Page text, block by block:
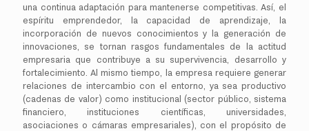
una continua adaptación para mantenerse competitivas. Así, el
espíritu emprendedor, la capacidad de aprendizaje, la
incorporación de nuevos conocimientos y la generación de
innovaciones, se tornan rasgos fundamentales de la actitud
empresaria que contribuye a su supervivencia, desarrollo y
fortalecimiento. Al mismo tiempo, la empresa requiere generar
relaciones de intercambio con el entorno, ya sea productivo
(cadenas de valor) como institucional (sector público, sistema
financiero, instituciones científicas, universidades,
asociaciones o cámaras empresariales), con el propósito de